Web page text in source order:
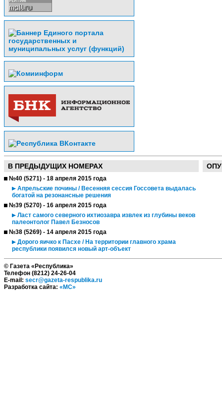
В ПРЕДЫДУЩИХ НОМЕРАХ
№40 (5271) - 18 апреля 2015 года
Апрельские почины / Весенняя сессия Госсовета выдалась
богатой на резонансные решения
№39 (5270) - 16 апреля 2015 года
Ласт самого северного ихтиозавра извлек из глубины веков
палеонтолог Павел Безносов
№38 (5269) - 14 апреля 2015 года
Дорого яичко к Пасхе / На территории главного храма
республики появился новый арт-объект
© Газета «Республика»
Телефон (8212) 24-26-04
E-mail: secr@gazeta-respublika.ru
Разработка сайта: «МС»